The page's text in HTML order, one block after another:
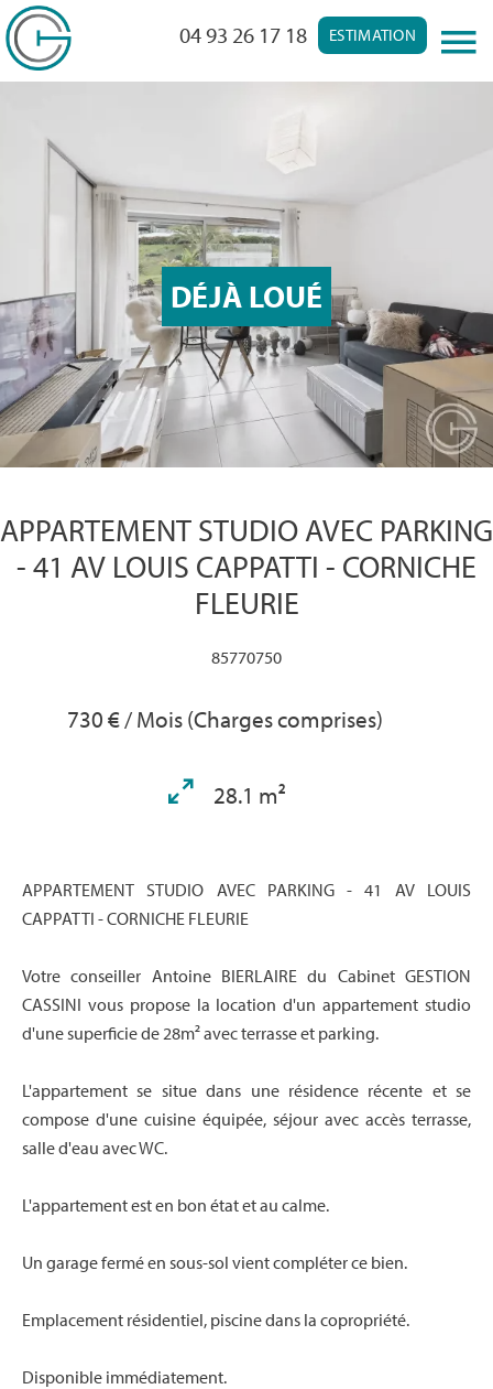
ESTIMATION
04 93 26 17 18
DÉJÀ LOUÉ
APPARTEMENT STUDIO AVEC PARKING
- 41 AV LOUIS CAPPATTI - CORNICHE
FLEURIE
85770750
730 € / Mois (Charges comprises)
28.1 m²
APPARTEMENT STUDIO AVEC PARKING - 41 AV LOUIS
CAPPATTI - CORNICHE FLEURIE
Votre conseiller Antoine BIERLAIRE du Cabinet GESTION
CASSINI vous propose la location d'un appartement studio
d'une superficie de 28m² avec terrasse et parking.
L'appartement se situe dans une résidence récente et se
compose d'une cuisine équipée, séjour avec accès terrasse,
salle d'eau avec WC.
L'appartement est en bon état et au calme.
Un garage fermé en sous-sol vient compléter ce bien.
Emplacement résidentiel, piscine dans la copropriété.
Disponible immédiatement.